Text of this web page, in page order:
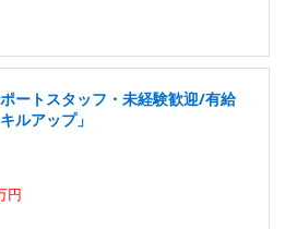
ートスタッフ・未経験歓迎/有給
ルアップ」
円